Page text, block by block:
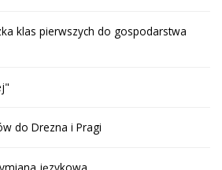
klas pierwszych do gospodarstwa
do Drezna i Pragi